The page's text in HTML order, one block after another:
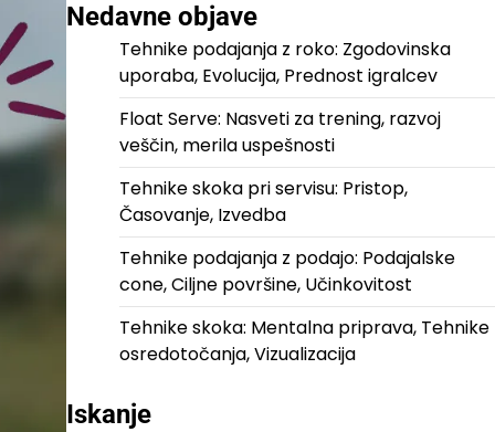
Nedavne objave
Tehnike podajanja z roko: Zgodovinska
uporaba, Evolucija, Prednost igralcev
Float Serve: Nasveti za trening, razvoj
veščin, merila uspešnosti
Tehnike skoka pri servisu: Pristop,
Časovanje, Izvedba
Tehnike podajanja z podajo: Podajalske
cone, Ciljne površine, Učinkovitost
Tehnike skoka: Mentalna priprava, Tehnike
osredotočanja, Vizualizacija
Iskanje